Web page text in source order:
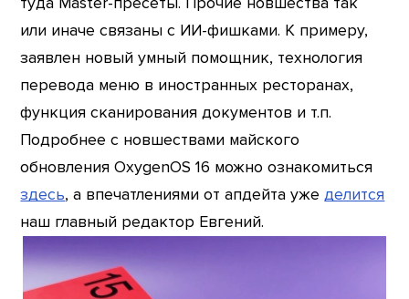
или иначе связаны с ИИ-фишками. К примеру,
заявлен новый умный помощник, технология
перевода меню в иностранных ресторанах,
функция сканирования документов и т.п.
Подробнее с новшествами майского
обновления OxygenOS 16 можно ознакомиться
здесь, а впечатлениями от апдейта ужеделится
наш главный редактор Евгений.